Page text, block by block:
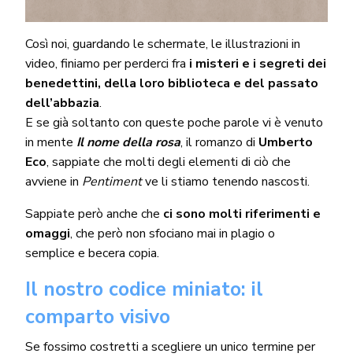
Così noi, guardando le schermate, le illustrazioni in
video, finiamo per perderci fra i misteri e i segreti dei
benedettini, della loro biblioteca e del passato
dell’abbazia.
E se già soltanto con queste poche parole vi è venuto
in mente Il nome della rosa, il romanzo di Umberto
Eco, sappiate che molti degli elementi di ciò che
avviene in Pentimentve li stiamo tenendo nascosti.
Sappiate però anche che ci sono molti riferimenti e
omaggi, che però non sfociano mai in plagio o
semplice e becera copia.
Il nostro codice miniato: il
comparto visivo
Se fossimo costretti a scegliere un unico termine per